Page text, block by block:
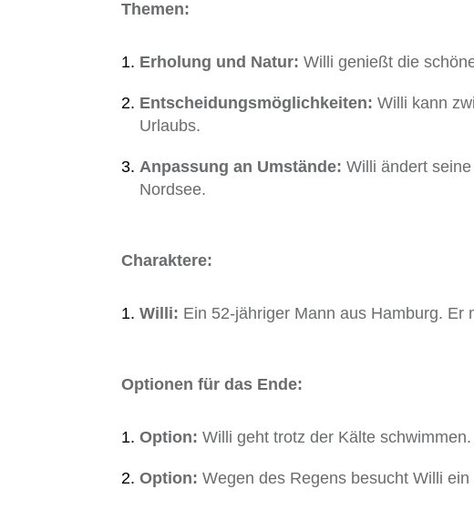
Themen:
Erholung und Natur: Willi genießt die
Entscheidungsmöglichkeiten: Willi kann
Urlaubs.
Anpassung an Umstände: Willi ändert
Nordsee.
Charaktere:
Willi: Ein 52-jähriger Mann aus Hamburg. Er
Optionen für das Ende:
Option: Willi geht trotz der Kälte
Option: Wegen des Regens besucht Willi